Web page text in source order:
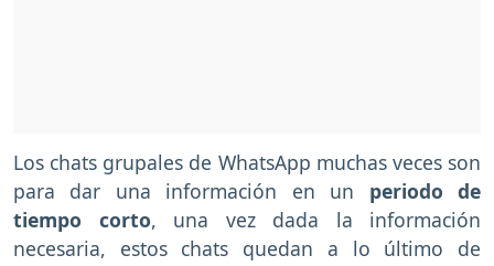
Los chats grupales de WhatsApp muchas veces son
para dar una información en un periodo de
tiempo corto, una vez dada la información
necesaria, estos chats quedan a lo último de